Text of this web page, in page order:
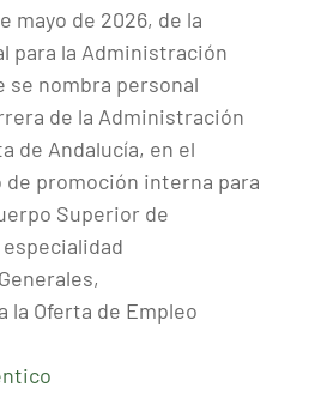
mayo de 2026, de la
para la Administración
se nombra personal
de la Administración
de Andalucía, en el
promoción interna para
Superior de
la Oferta de Empleo